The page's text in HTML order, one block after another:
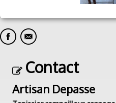
Contact
Artisan Depasse